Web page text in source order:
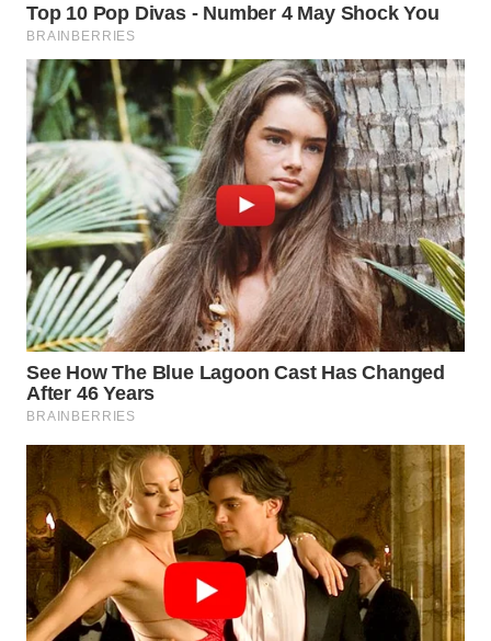
WN
BINJAI
WN
CIREBON
WN
INDRAMAYU
WN
KUNINGAN
WN
MAJALENGKA
SUBANG
WN
SUKABUMI
WN
PURWAKARTA